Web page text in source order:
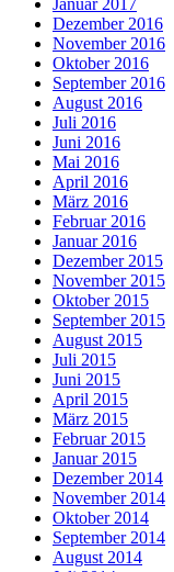
Januar 2017
Dezember 2016
November 2016
Oktober 2016
September 2016
August 2016
Juli 2016
Juni 2016
Mai 2016
April 2016
März 2016
Februar 2016
Januar 2016
Dezember 2015
November 2015
Oktober 2015
September 2015
August 2015
Juli 2015
Juni 2015
April 2015
März 2015
Februar 2015
Januar 2015
Dezember 2014
November 2014
Oktober 2014
September 2014
August 2014